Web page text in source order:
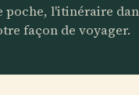
poche, l'itinéraire
façon de voyager.